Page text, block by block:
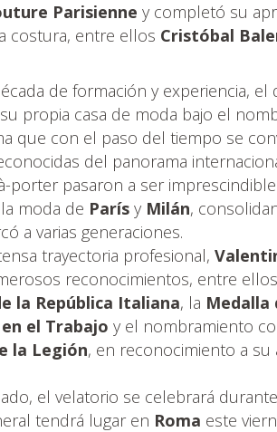
Parisienne y completó su
costura, entre ellos Cristóbal
de formación y experiencia, el
propia casa de moda bajo el
que con el paso del tiempo se
del panorama
porter pasaron a ser
moda de París y Milán,
a varias generaciones.
trayectoria profesional,
reconocimientos, entre
la República Italiana, la Medalla
el Trabajo y el nombramiento
la Legión, en reconocimiento a su
el velatorio se celebrará
tendrá lugar en Roma este